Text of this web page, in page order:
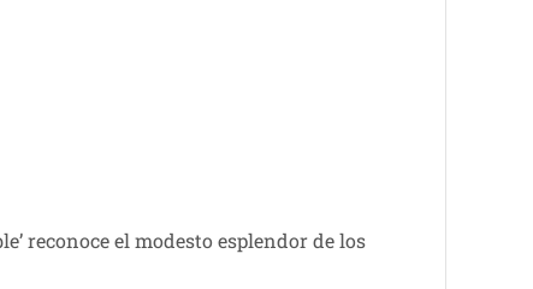
reconoce el modesto esplendor de los